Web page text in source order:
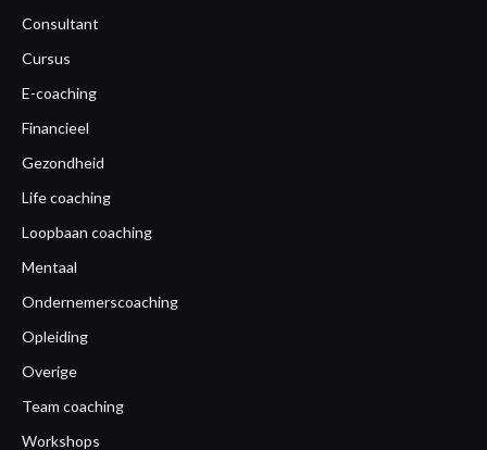
Consultant
Cursus
E-coaching
Financieel
Gezondheid
Life coaching
Loopbaan coaching
Mentaal
Ondernemerscoaching
Opleiding
Overige
Team coaching
Workshops